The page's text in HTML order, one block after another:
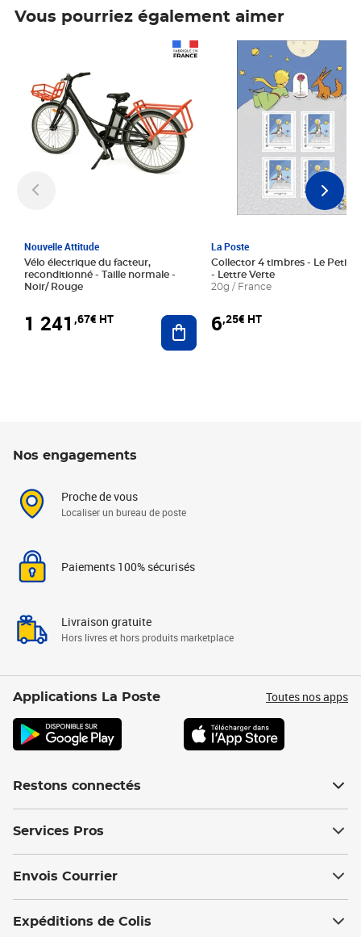
Vous pourriez également aimer
Nouvelle Attitude
Vélo électrique du facteur,
reconditionné - Taille normale -
Noir/ Rouge
1 241 ,67€ HT Ajouter au panier
La Poste
Collector 4 timbres - Le Petit
- Lettre Verte
20g / France
6,25€ HT
Prix 6,25€ HT
Nos engagements
Proche de vous
Localiser un bureau de poste
Paiements 100% sécurisés
Livraison gratuite
Hors livres et hors produits marketplace
Applications La Poste Toutes nos apps
Restons connectés
Services Pros
Envois Courrier
Expéditions de Colis